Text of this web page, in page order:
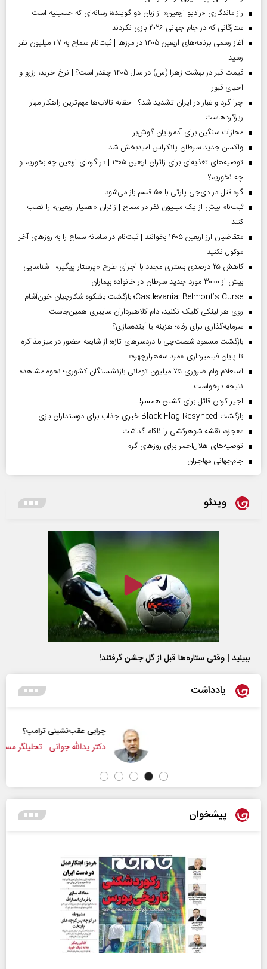
راز ماندگاری «رادیو اربعین» از زبان دو گوینده؛ رسانه‌ای که حسینیه است
ستارگانی که در جام جهانی ۲۰۲۶ بازی نکردند
آغاز رسمی برنامه‌های اربعین ۱۴۰۵ در مرز‌ها | ثبت‌نام سماح به ۱.۷ میلیون نفر
رسید
قیمت قبر در بهشت زهرا (س) در سال ۱۴۰۵ چقدر است؟ | نرخ خرید، رزرو و
احیای قبور
چرا گرد و غبار در ایران تشدید شد؟ | حقابه تالاب‌ها مهم‌ترین راهکار مهار
ریزگردهاست
مجازات سنگین برای آدم‌ربایان گوش‌بر
واکسن جدید سرطان پانکراس امیدبخش شد
توصیه‌های تغذیه‌ای برای زائران اربعین ۱۴۰۵ | در گرمای اربعین چه بخوریم و
چه نخوریم؟
گره قتل در دی‌جی پارتی با ۵۰ قسم باز می‌شود
ثبت‌نام بیش از یک میلیون نفر در سماح | زائران «همیار اربعین» را نصب
کنند
متقاضیان ارز اربعین ۱۴۰۵ بخوانند | ثبت‌نام در سامانه سماح را به روز‌های آخر
موکول نکنید
کاهش ۲۵ درصدی بستری مجدد با اجرای طرح «پرستار پیگیر» | شناسایی
بیش از ۳۰۰۰ مورد جدید سرطان در خانواده بیماران
Castlevania: Belmont’s Curse؛ بازگشت باشکوه شکارچیان خون‌آشام
روی هر لینکی کلیک نکنید، دام کلاهبرداران سایبری همین‌جاست
سرمایه‌گذاری برای رفاه؛ هزینه یا آینده‌سازی؟
بازگشت مسعود شصت‌چی با دردسر‌های تازه؛ از شایعه حضور در میز مذاکره
تا پایان فیلمبرداری «مرد سه‌هزارچهره»
استعلام وام ضروری ۷۵ میلیون تومانی بازنشستگان کشوری؛ نحوه مشاهده
نتیجه درخواست
اجیر کردن قاتل برای کشتن همسر!
بازگشت Black Flag Resynced خبری جذاب برای دوستداران بازی
معجزه، نقشه شوهرکشی را ناکام گذاشت
توصیه‌های هلال‌احمر برای روز‌های گرم
جام‌جهانی مهاجران
ویدئو
ببینید | وقتی ستاره‌ها قبل از گل جشن گرفتند!
یادداشت
چرایی عقب‌نشینی ترامپ؟
دکتر یدالله جوانی - تحلیلگر مسائل سیاسی
پیشخوان